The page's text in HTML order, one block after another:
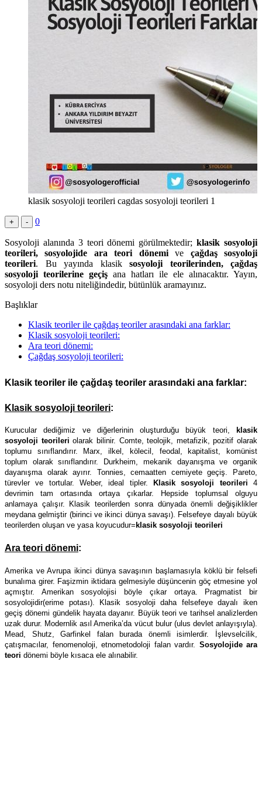
klasik sosyoloji teorileri cagdas sosyoloji teorileri 1
+ - 0
Sosyoloji alanında 3 teori dönemi görülmektedir;klasik sosyoloji
teorileri, sosyolojide ara teori dönemive çağdaş sosyoloji
teorileri. Bu yayında klasik sosyoloji teorilerinden, çağdaş
sosyoloji teorilerine geçiş ana hatları ile ele alınacaktır. Yayın,
sosyoloji ders notu niteliğindedir, bütünlük aramayınız.
Başlıklar
Klasik teoriler ile çağdaş teoriler arasındaki ana farklar:
Klasik sosyoloji teorileri:
Ara teori dönemi:
Çağdaş sosyoloji teorileri:
Klasik teoriler ile çağdaş teoriler arasındaki ana farklar:
Klasik sosyoloji teorileri:
Kurucular dediğimiz ve diğerlerinin oluşturduğu büyük teori, klasik
sosyoloji teorileri olarak bilinir. Comte, teolojik, metafizik, pozitif olarak
toplumu sınıflandırır. Marx, ilkel, kölecil, feodal, kapitalist, komünist
toplum olarak sınıflandırır. Durkheim, mekanik dayanışma ve organik
dayanışma olarak ayırır. Tonnies, cemaatten cemiyete geçiş. Pareto,
türevler ve tortular. Weber, ideal tipler.
Klasik sosyoloji teorileri 4
devrimin tam ortasında ortaya çıkarlar. Hepside toplumsal olguyu
anlamaya çalışır. Klasik teorilerden sonra dünyada önemli değişiklikler
meydana gelmiştir (birinci ve ikinci dünya savaşı). Felsefeye dayalı büyük
teorilerden oluşan ve yasa koyucudur= klasik sosyoloji teorileri
Ara teori dönemi:
Amerika ve Avrupa ikinci dünya savaşının başlamasıyla köklü bir felsefi
bunalıma girer. Faşizmin iktidara gelmesiyle düşüncenin göç etmesine yol
açmıştır. Amerikan sosyolojisi böyle çıkar ortaya. Pragmatist bir
sosyolojidir(erime potası). Klasik sosyoloji daha felsefeye dayalı iken
geçiş dönemi gündelik hayata dayanır. Büyük teori ve tarihsel analizlerden
uzak durur. Modernlik asıl Amerika’da vücut bulur (ulus devlet anlayışıyla).
Mead, Shutz, Garfinkel falan burada önemli isimlerdir. İşlevselcilik,
çatışmacılar, fenomenoloji, etnometodoloji falan vardır. Sosyolojide ara
teori dönemi böyle kısaca ele alınabilir.